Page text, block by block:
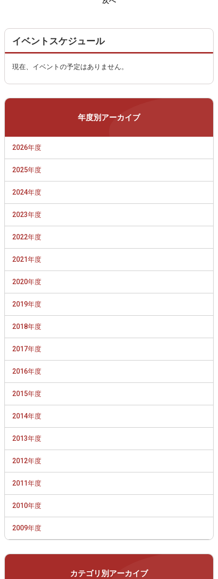
イベントスケジュール
現在、イベントの予定はありません。
年度別アーカイブ
2026年度
2025年度
2024年度
2023年度
2022年度
2021年度
2020年度
2019年度
2018年度
2017年度
2016年度
2015年度
2014年度
2013年度
2012年度
2011年度
2010年度
2009年度
カテゴリ別アーカイブ